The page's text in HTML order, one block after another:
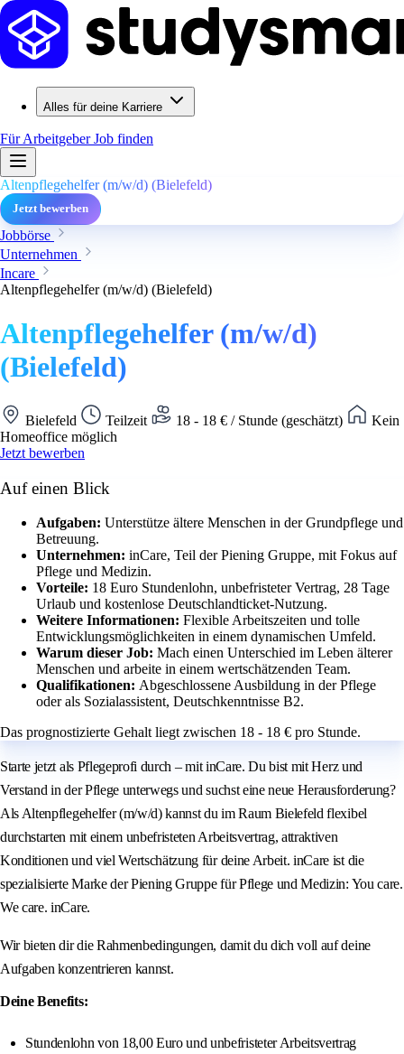
Alles für deine Karriere
Für ArbeitgeberJob finden
Altenpflegehelfer (m/w/d) (Bielefeld)
Jetzt bewerben
Jobbörse
Unternehmen
Incare
Altenpflegehelfer (m/w/d) (Bielefeld)
Altenpflegehelfer (m/w/d)
(Bielefeld)
Bielefeld Teilzeit 18 - 18 € / Stunde (geschätzt)
Kein
Homeoffice möglich
Jetzt bewerben
Auf einen Blick
Aufgaben: Unterstütze ältere Menschen in der Grundpflege und
Betreuung.
Unternehmen: inCare, Teil der Piening Gruppe, mit Fokus auf
Pflege und Medizin.
Vorteile: 18 Euro Stundenlohn, unbefristeter Vertrag, 28 Tage
Urlaub und kostenlose Deutschlandticket-Nutzung.
Weitere Informationen: Flexible Arbeitszeiten und tolle
Entwicklungsmöglichkeiten in einem dynamischen Umfeld.
Warum dieser Job: Mach einen Unterschied im Leben älterer
Menschen und arbeite in einem wertschätzenden Team.
Qualifikationen: Abgeschlossene Ausbildung in der Pflege
oder als Sozialassistent, Deutschkenntnisse B2.
Das prognostizierte Gehalt liegt zwischen 18 - 18 € pro Stunde.
Starte jetzt als Pflegeprofi durch – mit inCare. Du bist mit Herz und
Verstand in der Pflege unterwegs und suchst eine neue Herausforderung?
Als Altenpflegehelfer (m/w/d) kannst du im Raum Bielefeld flexibel
durchstarten mit einem unbefristeten Arbeitsvertrag, attraktiven
Konditionen und viel Wertschätzung für deine Arbeit. inCare ist die
spezialisierte Marke der Piening Gruppe für Pflege und Medizin: You care.
We care. inCare.
Wir bieten dir die Rahmenbedingungen, damit du dich voll auf deine
Aufgaben konzentrieren kannst.
Deine Benefits:
Stundenlohn von 18,00 Euro und unbefristeter Arbeitsvertrag